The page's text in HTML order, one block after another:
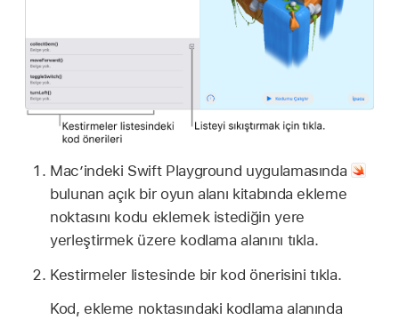
Mac’indeki Swift Playground uygulamasında
bulunan açık bir oyun alanı kitabında ekleme
noktasını kodu eklemek istediğin yere
yerleştirmek üzere kodlama alanını tıkla.
Kestirmeler listesinde bir kod önerisini tıkla.
Kod, ekleme noktasındaki kodlama alanında